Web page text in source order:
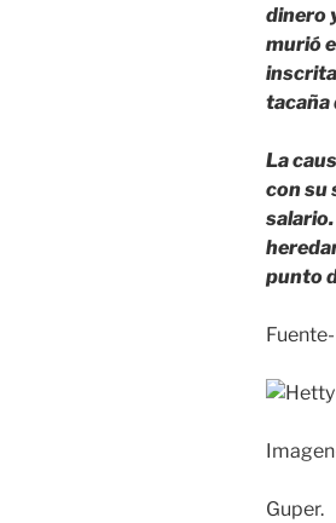
dinero
murió
inscrita
tacaña
La
con su
punto
Guper.